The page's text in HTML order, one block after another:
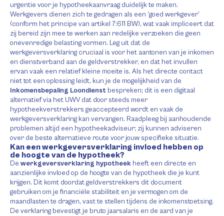
urgentie voor je hypotheekaanvraag duidelijk te maken.
Werkgevers dienen zich te gedragen als een ‘goed werkgever’
(conform het principe van artikel 7:611 BW), wat vaak impliceert dat
zij bereid zijn mee te werken aan redelijke verzoeken die geen
onevenredige belasting vormen. Leg uit dat de
werkgeversverklaring cruciaal is voor het aantonen van je inkomen
en dienstverband aan de geldverstrekker, en dat het invullen
ervan vaak een relatief kleine moeite is. Als het directe contact
niet tot een oplossing leidt, kun je de mogelijkheid van de
Inkomensbepaling Loondienst bespreken; dit is een digitaal
alternatief via het UWV dat door steeds meer
hypotheekverstrekkers geaccepteerd wordt en vaak de
werkgeversverklaring kan vervangen. Raadpleeg bij aanhoudende
problemen altijd een hypotheekadviseur; zij kunnen adviseren
over de beste alternatieve route voor jouw specifieke situatie.
Kan een werkgeversverklaring invloed hebben op
de hoogte van de hypotheek?
De werkgeversverklaring hypotheek heeft een directe en
aanzienlijke invloed op de hoogte van de hypotheek die je kunt
krijgen. Dit komt doordat geldverstrekkers dit document
gebruiken om je financiële stabiliteit en je vermogen om de
maandlasten te dragen, vast te stellen tijdens de inkomenstoetsing.
De verklaring bevestigt je bruto jaarsalaris en de aard van je